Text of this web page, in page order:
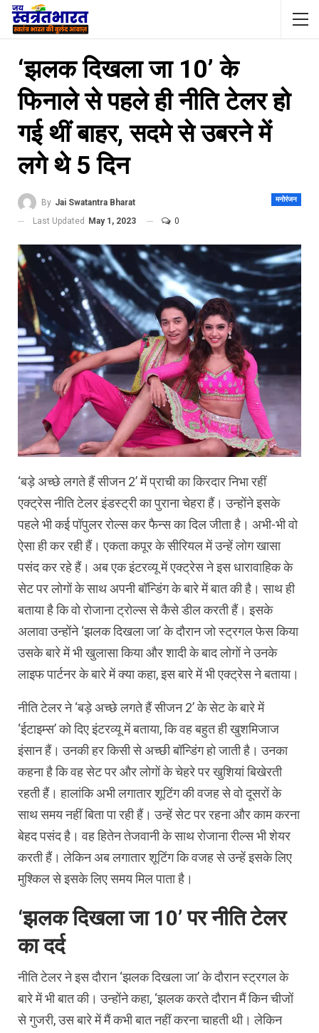
‘झलक दिखला जा 10’ के
फिनाले से पहले ही नीति टेलर हो
गई थीं बाहर, सदमे से उबरने में
लगे थे 5 दिन
मनोरंजन
By Jai Swatantra Bharat
Last Updated May 1, 2023 0
‘बड़े अच्छे लगते हैं सीजन 2’ में प्राची का किरदार निभा रहीं
एक्ट्रेस नीति टेलर इंडस्ट्री का पुराना चेहरा हैं। उन्होंने इसके
पहले भी कई पॉपुलर रोल्स कर फैन्स का दिल जीता है। अभी-भी वो
ऐसा ही कर रही हैं। एकता कपूर के सीरियल में उन्हें लोग खासा
पसंद कर रहे हैं। अब एक इंटरव्यू में एक्ट्रेस ने इस धारावाहिक के
सेट पर लोगों के साथ अपनी बॉन्डिंग के बारे में बात की है। साथ ही
बताया है कि वो रोजाना ट्रोल्स से कैसे डील करती हैं। इसके
अलावा उन्होंने ‘झलक दिखला जा’ के दौरान जो स्ट्रगल फेस किया
उसके बारे में भी खुलासा किया और शादी के बाद लोगों ने उनके
लाइफ पार्टनर के बारे में क्या कहा, इस बारे में भी एक्ट्रेस ने बताया।
नीति टेलर ने ‘बड़े अच्छे लगते हैं सीजन 2’ के सेट के बारे में
‘ईटाइम्स’ को दिए इंटरव्यू में बताया, कि वह बहुत ही खुशमिजाज
इंसान हैं। उनकी हर किसी से अच्छी बॉन्डिंग हो जाती है। उनका
कहना है कि वह सेट पर और लोगों के चेहरे पर खुशियां बिखेरती
रहती हैं। हालांकि अभी लगातार शूटिंग की वजह से वो दूसरों के
साथ समय नहीं बिता पा रही हैं। उन्हें सेट पर रहना और काम करना
बेहद पसंद है। वह हितेन तेजवानी के साथ रोजाना रील्स भी शेयर
करती हैं। लेकिन अब लगातार शूटिंग कि वजह से उन्हें इसके लिए
मुश्किल से इसके लिए समय मिल पाता है।
‘झलक दिखला जा 10’ पर नीति टेलर
का दर्द
नीति टेलर ने इस दौरान ‘झलक दिखला जा’ के दौरान स्ट्रगल के
बारे में भी बात की। उन्होंने कहा, ‘झलक करते दौरान मैं किन चीजों
से गुजरी, उस बारे में मैं कभी बात नहीं करना चाहती थी। लेकिन